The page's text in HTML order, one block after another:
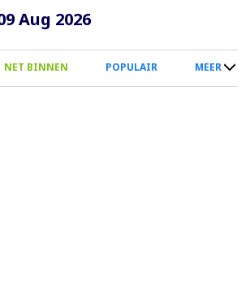
Overslaan
naar
inhoud
Aug 2026
NET BINNEN POPULAIR MEER